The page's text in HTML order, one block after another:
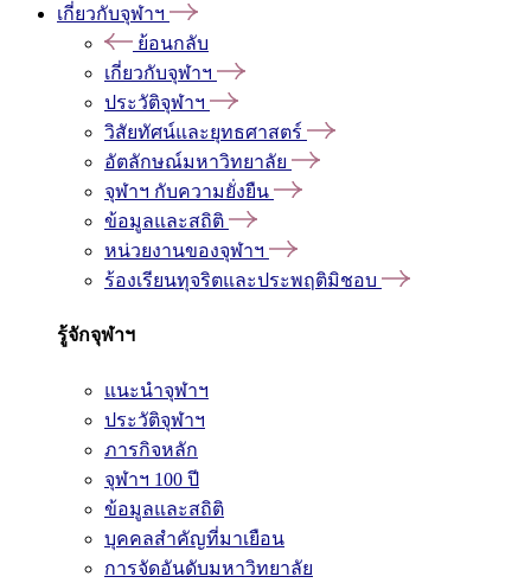
เกี่ยวกับจุฬาฯ
ย้อนกลับ
เกี่ยวกับจุฬาฯ
ประวัติจุฬาฯ
วิสัยทัศน์และยุทธศาสตร์
อัตลักษณ์มหาวิทยาลัย
จุฬาฯ กับความยั่งยืน
ข้อมูลและสถิติ
หน่วยงานของจุฬาฯ
ร้องเรียนทุจริตและประพฤติมิชอบ
รู้จักจุฬาฯ
แนะนำจุฬาฯ
ประวัติจุฬาฯ
ภารกิจหลัก
จุฬาฯ 100 ปี
ข้อมูลและสถิติ
บุคคลสำคัญที่มาเยือน
การจัดอันดับมหาวิทยาลัย